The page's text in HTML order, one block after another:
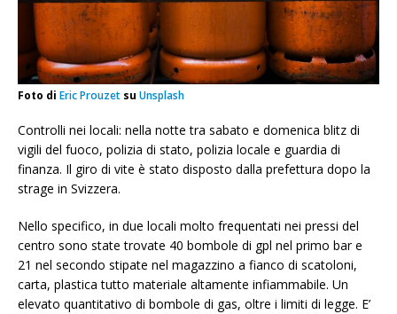
Foto di Eric Prouzet su Unsplash
Controlli nei locali: nella notte tra sabato e domenica blitz di
vigili del fuoco, polizia di stato, polizia locale e guardia di
finanza. Il giro di vite è stato disposto dalla prefettura dopo la
strage in Svizzera.
Nello specifico, in due locali molto frequentati nei pressi del
centro sono state trovate 40 bombole di gpl nel primo bar e
21 nel secondo stipate nel magazzino a fianco di scatoloni,
carta, plastica tutto materiale altamente infiammabile. Un
elevato quantitativo di bombole di gas, oltre i limiti di legge. E’